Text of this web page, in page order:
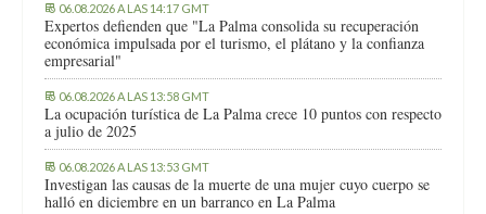
06.08.2026 A LAS 14:17 GMT
Expertos defienden que "La Palma consolida su recuperación
económica impulsada por el turismo, el plátano y la confianza
empresarial"
06.08.2026 A LAS 13:58 GMT
La ocupación turística de La Palma crece 10 puntos con respecto
a julio de 2025
06.08.2026 A LAS 13:53 GMT
Investigan las causas de la muerte de una mujer cuyo cuerpo se
halló en diciembre en un barranco en La Palma